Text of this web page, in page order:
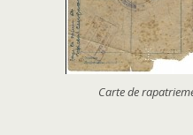
Carte de